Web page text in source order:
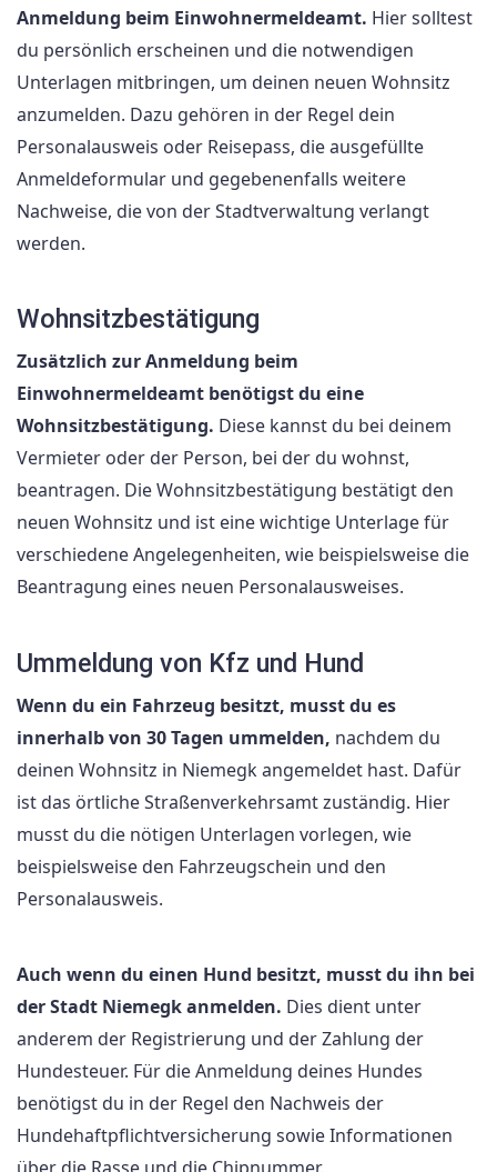
Anmeldung beim Einwohnermeldeamt. Hier solltest
du persönlich erscheinen und die notwendigen
Unterlagen mitbringen, um deinen neuen Wohnsitz
anzumelden. Dazu gehören in der Regel dein
Personalausweis oder Reisepass, die ausgefüllte
Anmeldeformular und gegebenenfalls weitere
Nachweise, die von der Stadtverwaltung verlangt
werden.
Wohnsitzbestätigung
Zusätzlich zur Anmeldung beim
Einwohnermeldeamt benötigst du eine
Wohnsitzbestätigung. Diese kannst du bei deinem
Vermieter oder der Person, bei der du wohnst,
beantragen. Die Wohnsitzbestätigung bestätigt den
neuen Wohnsitz und ist eine wichtige Unterlage für
verschiedene Angelegenheiten, wie beispielsweise die
Beantragung eines neuen Personalausweises.
Ummeldung von Kfz und Hund
Wenn du ein Fahrzeug besitzt, musst du es
innerhalb von 30 Tagen ummelden, nachdem du
deinen Wohnsitz in Niemegk angemeldet hast. Dafür
ist das örtliche Straßenverkehrsamt zuständig. Hier
musst du die nötigen Unterlagen vorlegen, wie
beispielsweise den Fahrzeugschein und den
Personalausweis.
Auch wenn du einen Hund besitzt, musst du ihn bei
der Stadt Niemegk anmelden. Dies dient unter
anderem der Registrierung und der Zahlung der
Hundesteuer. Für die Anmeldung deines Hundes
benötigst du in der Regel den Nachweis der
Hundehaftpflichtversicherung sowie Informationen